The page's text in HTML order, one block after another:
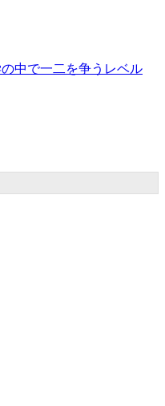
中で一二を争うレベル